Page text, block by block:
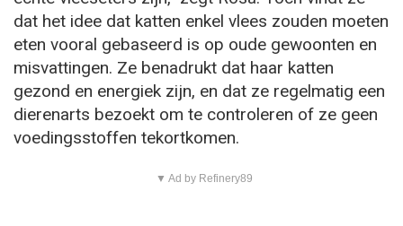
dat het idee dat katten enkel vlees zouden moeten
eten vooral gebaseerd is op oude gewoonten en
misvattingen. Ze benadrukt dat haar katten
gezond en energiek zijn, en dat ze regelmatig een
dierenarts bezoekt om te controleren of ze geen
voedingsstoffen tekortkomen.
▼ Ad by Refinery89